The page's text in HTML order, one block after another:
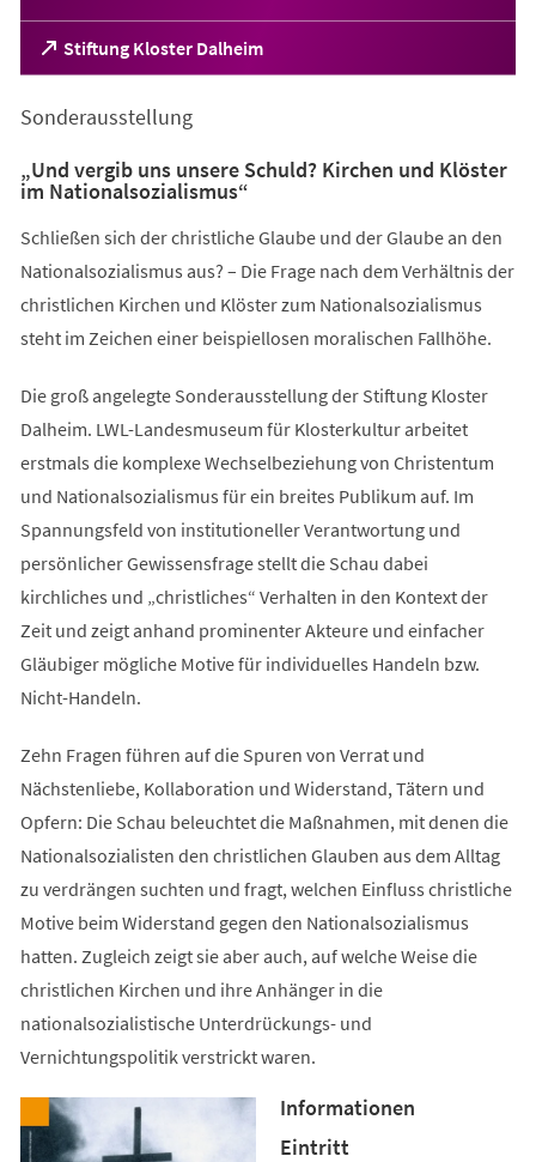
Stiftung Kloster Dalheim
(Öffnet
in
neuen
Sonderausstellung
„Und vergib uns unsere Schuld? Kirchen und Klöster
im Nationalsozialismus“
Schließen sich der christliche Glaube und der Glaube an den
Nationalsozialismus aus? – Die Frage nach dem Verhältnis der
christlichen Kirchen und Klöster zum Nationalsozialismus
steht im Zeichen einer beispiellosen moralischen Fallhöhe.
Die groß angelegte Sonderausstellung der Stiftung Kloster
Dalheim. LWL-Landesmuseum für Klosterkultur arbeitet
erstmals die komplexe Wechselbeziehung von Christentum
und Nationalsozialismus für ein breites Publikum auf. Im
Spannungsfeld von institutioneller Verantwortung und
persönlicher Gewissensfrage stellt die Schau dabei
kirchliches und „christliches“ Verhalten in den Kontext der
Zeit und zeigt anhand prominenter Akteure und einfacher
Gläubiger mögliche Motive für individuelles Handeln bzw.
Nicht-Handeln.
Zehn Fragen führen auf die Spuren von Verrat und
Nächstenliebe, Kollaboration und Widerstand, Tätern und
Opfern: Die Schau beleuchtet die Maßnahmen, mit denen die
Nationalsozialisten den christlichen Glauben aus dem Alltag
zu verdrängen suchten und fragt, welchen Einfluss christliche
Motive beim Widerstand gegen den Nationalsozialismus
hatten. Zugleich zeigt sie aber auch, auf welche Weise die
christlichen Kirchen und ihre Anhänger in die
nationalsozialistische Unterdrückungs- und
Vernichtungspolitik verstrickt waren.
Informationen
Eintritt